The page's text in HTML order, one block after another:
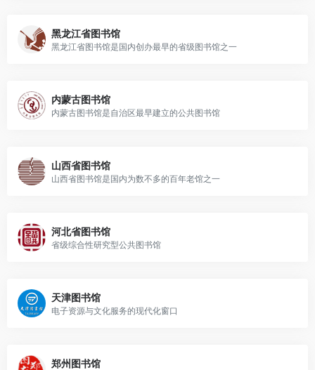
黑龙江省图书馆
黑龙江省图书馆是国内创办最早的省级图书馆之一
内蒙古图书馆
内蒙古图书馆是自治区最早建立的公共图书馆
山西省图书馆
山西省图书馆是国内为数不多的百年老馆之一
河北省图书馆
省级综合性研究型公共图书馆
天津图书馆
电子资源与文化服务的现代化窗口
郑州图书馆